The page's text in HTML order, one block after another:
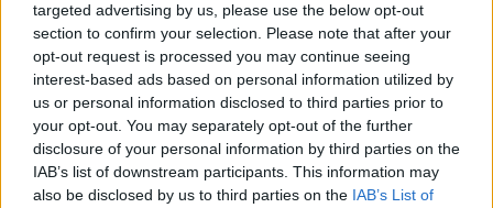
targeted advertising by us, please use the below opt-out
section to confirm your selection. Please note that after your
opt-out request is processed you may continue seeing
interest-based ads based on personal information utilized by
us or personal information disclosed to third parties prior to
your opt-out. You may separately opt-out of the further
disclosure of your personal information by third parties on the
IAB’s list of downstream participants. This information may
also be disclosed by us to third parties on the IAB’s List of
ΠΕΡΙΣΣΌΤΕΡΑ ΣΕ ΑΥΤΉ ΤΗΝ ΚΑΤΗΓΟΡΊΑ